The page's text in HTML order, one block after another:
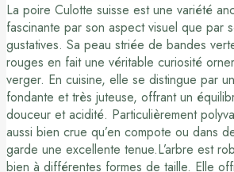
La poire Culotte suisse est une variété
fascinante par son aspect visuel que par
gustatives. Sa peau striée de bandes
rouges en fait une véritable curiosité
verger. En cuisine, elle se distingue par
fondante et très juteuse, offrant un
douceur et acidité. Particulièrement
aussi bien crue qu’en compote ou dans
garde une excellente tenue.L’arbre est
bien à différentes formes de taille. Elle